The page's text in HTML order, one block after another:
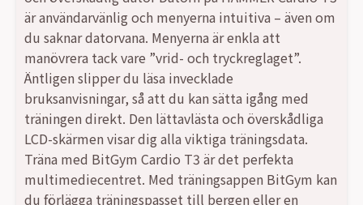
är användarvänlig och menyerna intuitiva – även om
du saknar datorvana. Menyerna är enkla att
manövrera tack vare ”vrid- och tryckreglaget”.
Äntligen slipper du läsa invecklade
bruksanvisningar, så att du kan sätta igång med
träningen direkt. Den lättavlästa och överskådliga
LCD-skärmen visar dig alla viktiga träningsdata.
Träna med BitGym Cardio T3 är det perfekta
multimediecentret. Med träningsappen BitGym kan
du förlägga träningspasset till bergen eller en